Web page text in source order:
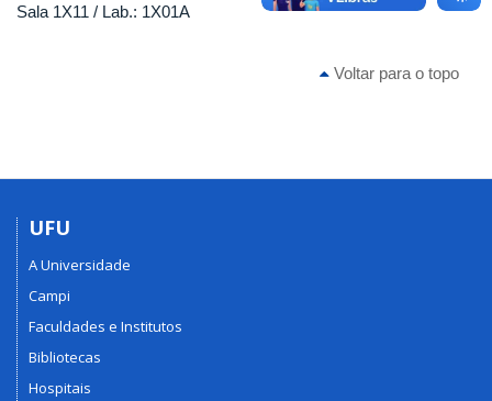
Sala 1X11 / Lab.: 1X01A
Voltar para o topo
UFU
A Universidade
Campi
Faculdades e Institutos
Bibliotecas
Hospitais